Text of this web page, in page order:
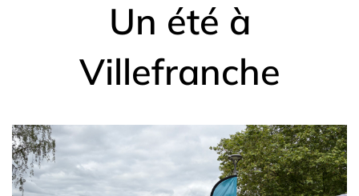
Un été à
Villefranche